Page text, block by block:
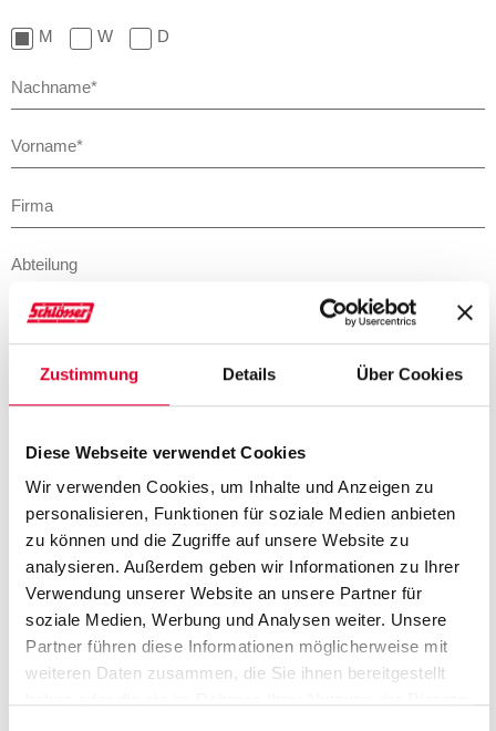
Zustimmung Details Über Cookies
Diese Webseite verwendet Cookies
Wir verwenden Cookies, um Inhalte und Anzeigen zu
personalisieren, Funktionen für soziale Medien anbieten
zu können und die Zugriffe auf unsere Website zu
analysieren. Außerdem geben wir Informationen zu Ihrer
Verwendung unserer Website an unsere Partner für
soziale Medien, Werbung und Analysen weiter. Unsere
Partner führen diese Informationen möglicherweise mit
weiteren Daten zusammen, die Sie ihnen bereitgestellt
M W D
Hiermit stimme ich denDatenschutzrichtlinien zu.*